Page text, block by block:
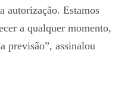
autorização. Estamos
a qualquer momento,
previsão”, assinalou